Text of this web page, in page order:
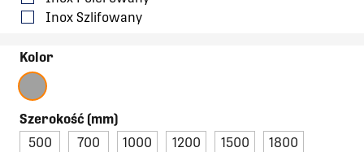
Inox Szlifowany
Kolor
Szerokość (mm)
500
700 1000 1200 1500 1800